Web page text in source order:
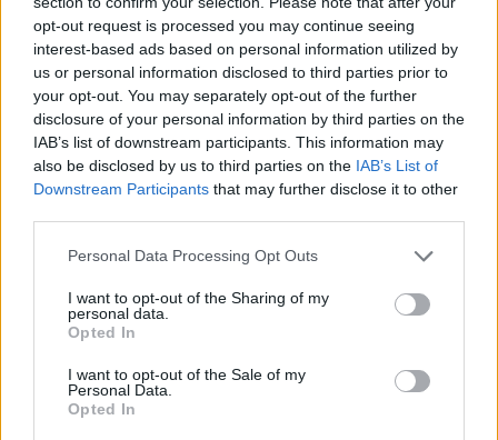
opt-out request is processed you may continue seeing
interest-based ads based on personal information utilized by
us or personal information disclosed to third parties prior to
your opt-out. You may separately opt-out of the further
disclosure of your personal information by third parties on the
IAB’s list of downstream participants. This information may
also be disclosed by us to third parties on the IAB’s List of
Downstream Participants that may further disclose it to other
Personal Data Processing Opt Outs
I want to opt-out of the Sharing of my
personal data.
Opted In
I want to opt-out of the Sale of my
Personal Data.
Opted In
PENSIONI E PREVIDENZA
Il Tfr spedisce al tappeto le pensioni di
scorta
I fondi pensione battono la protezione garantita solo nei
profili di rischio azionario, ma sono scelti da meno del 10%
del totale Aumentano gli iscritti, ma più di un terzo non
paga i contributi